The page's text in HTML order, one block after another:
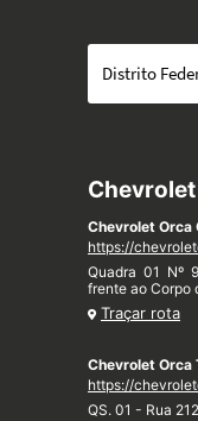
Chevrolet
Chevrolet Orca
https://
Quadra 01 Nº
frente ao Corpo
Traçar rota
Chevrolet Orca
https://
QS. 01 - Rua